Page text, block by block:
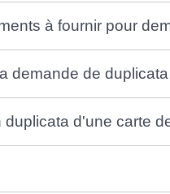
à fournir pour
demande de
d'une carte